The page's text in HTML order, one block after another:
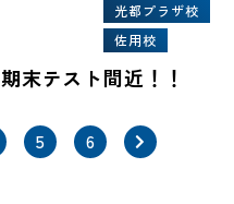
光都プラザ校
佐用校
期末テスト間近！！
5 6